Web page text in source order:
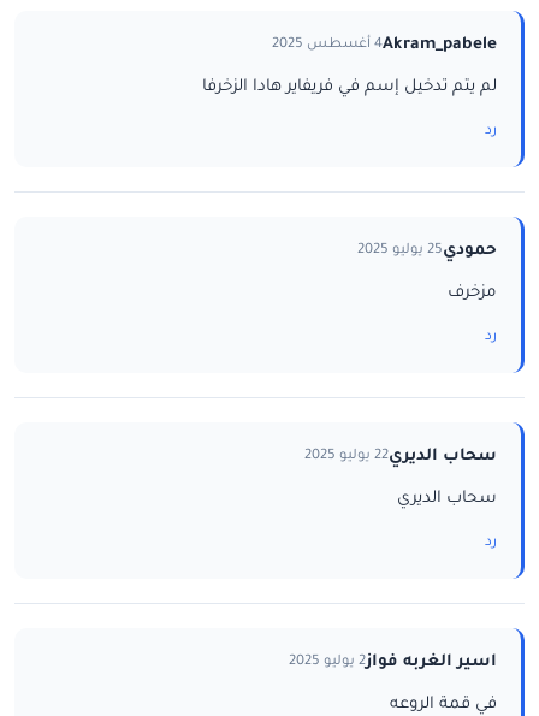
Akram_pabele4 أغسطس 2025
لم يتم تدخيل إسم في فريفاير هادا الزخرفا
رد
حمودي25 يوليو 2025
مزخرف
رد
سحاب الديري22 يوليو 2025
سحاب الديري
رد
اسير الغربه فواز2 يوليو 2025
في قمة الروعه